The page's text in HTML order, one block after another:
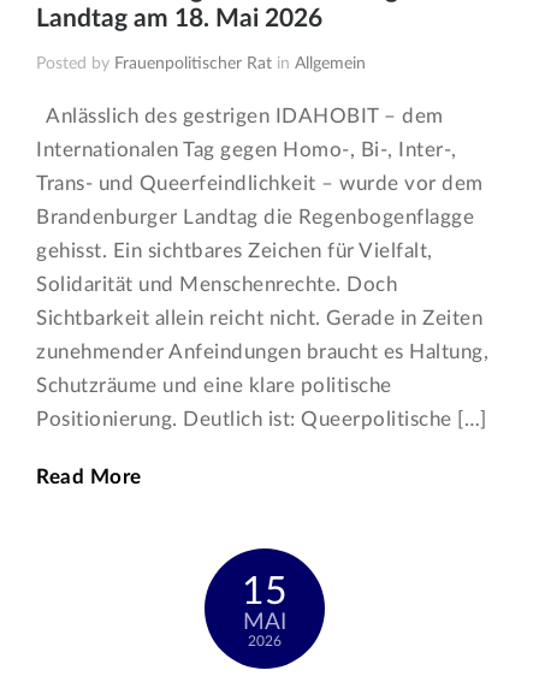
Landtag am 18. Mai 2026
Posted by Frauenpolitischer Rat inAllgemein
Anlässlich des gestrigen IDAHOBIT – dem
Internationalen Tag gegen Homo-, Bi-, Inter-,
Trans- und Queerfeindlichkeit – wurde vor dem
Brandenburger Landtag die Regenbogenflagge
gehisst. Ein sichtbares Zeichen für Vielfalt,
Solidarität und Menschenrechte. Doch
Sichtbarkeit allein reicht nicht. Gerade in Zeiten
zunehmender Anfeindungen braucht es Haltung,
Schutzräume und eine klare politische
Positionierung. Deutlich ist: Queerpolitische […]
Read More
15
MAI
2026